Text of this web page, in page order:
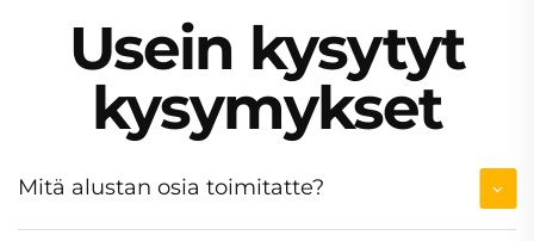
Usein kysytyt
kysymykset
Mitä alustan osia toimitatte?